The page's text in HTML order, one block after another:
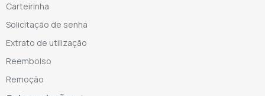
Carteirinha
Solicitação de senha
Extrato de utilização
Reembolso
Remoção